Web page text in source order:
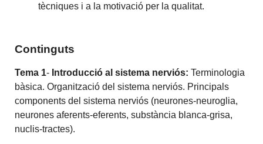
tècniques i a la motivació per la qualitat.
Continguts
Tema 1- Introducció al sistema nerviós: Terminologia
bàsica. Organització del sistema nerviós. Principals
components del sistema nerviós (neurones-neuroglia,
neurones aferents-eferents, substància blanca-grisa,
nuclis-tractes).